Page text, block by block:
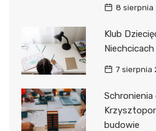
8 sierpnia
Klub
7 sierpnia
budowie